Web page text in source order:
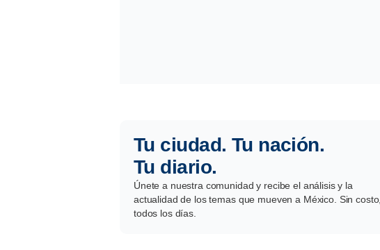
Tu ciudad. Tu nación.
Tu diario.
Únete a nuestra comunidad y recibe el análisis y la
actualidad de los temas que mueven a México. Sin costo,
todos los días.